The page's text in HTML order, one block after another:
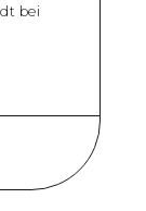
bei